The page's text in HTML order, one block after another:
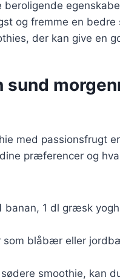
og fremme en bedre
der kan give en
sund
med passionsfrugt
præferencer og
banan, 1 dl græsk
blåbær eller
smoothie, kan